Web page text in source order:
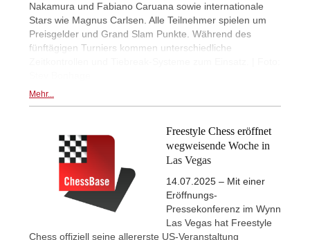
Nakamura und Fabiano Caruana sowie internationale
Stars wie Magnus Carlsen. Alle Teilnehmer spielen um
Preisgelder und Grand Slam Punkte. Während des
fünftägigen Turniers kommen unterschiedliche
Mehr...
Freestyle Chess eröffnet
wegweisende Woche in
Las Vegas
14.07.2025 – Mit einer
Eröffnungs-
Pressekonferenz im Wynn
Las Vegas hat Freestyle
Chess offiziell seine allererste US-Veranstaltung